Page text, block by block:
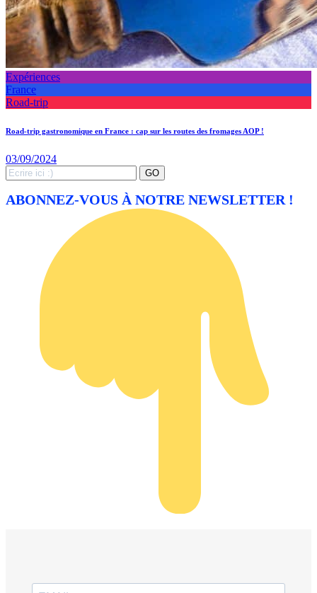
Expériences
France
Road-trip
Road-trip gastronomique en France : cap sur les routes des fromages AOP !
03/09/2024
Search
for:
GO
ABONNEZ-VOUS À NOTRE NEWSLETTER !